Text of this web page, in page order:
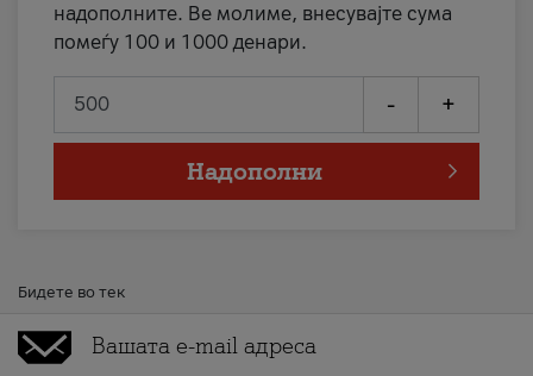
надополните. Ве молиме, внесувајте сума
помеѓу 100 и 1000 денари.
- +
Надополни
Бидете во тек